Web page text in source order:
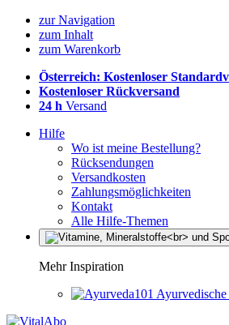
zur Navigation
zum Inhalt
zum Warenkorb
Österreich: Kostenloser
Kostenloser Rückversand
24 h Versand
Hilfe
Wo ist meine Bestellung?
Rücksendungen
Versandkosten
Zahlungsmöglichkeiten
Kontakt
Alle Hilfe-Themen
Mehr Inspiration